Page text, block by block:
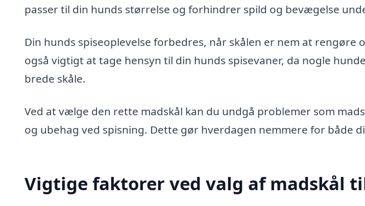
passer til din hunds størrelse og forhindrer spild og bevægelse
Din hunds spiseoplevelse forbedres, når skålen er nem at rengøre
også vigtigt at tage hensyn til din hunds spisevaner, da nogle
brede skåle.
Ved at vælge den rette madskål kan du undgå problemer som
og ubehag ved spisning. Dette gør hverdagen nemmere for både
Vigtige faktorer ved valg af madskål